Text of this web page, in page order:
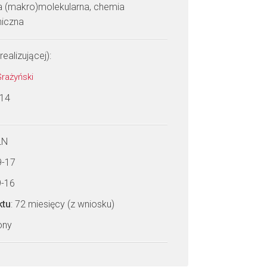
(makro)molekularna, chemia
17
16
: 72 miesięcy (z wniosku)